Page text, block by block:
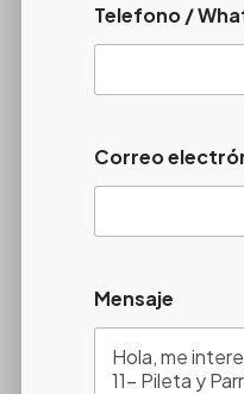
Telefono /
Correo
Mensaje